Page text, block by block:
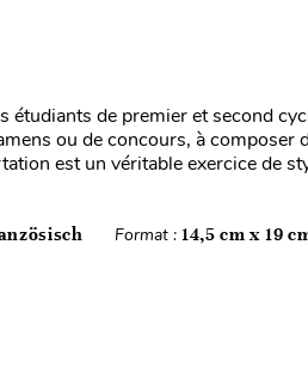
étudiants de premier et second
ou de concours, à composer
est un véritable exercice de
Format : 14,5 cm x 19